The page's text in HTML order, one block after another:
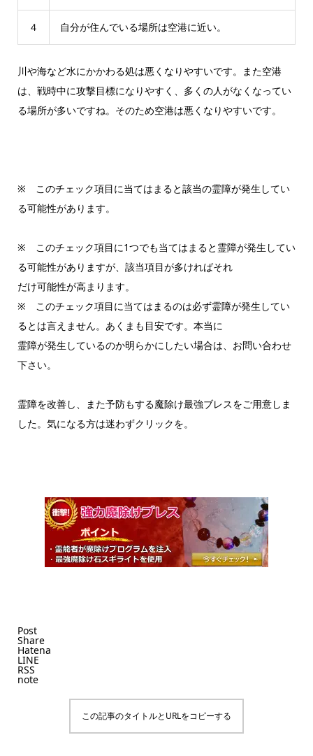
４ 自分が住んでいる場所は空港に近い。
川や海など水にかかわる処は悪くなりやすいです。また空港
は、戦時中に攻撃目標になりやすく、多くの人がなくなってい
る場所が多いですね。そのため空港は悪くなりやすいです。
※ このチェック項目に当てはまると該当の霊障が発生してい
る可能性があります。
※ このチェック項目に1つでも当てはまると霊障が発生してい
る可能性がありますが、該当項目が多ければそれ
だけ可能性が高まります。
※ このチェック項目に当てはまるのは必ず霊障が発生してい
るとは言えません。あくまも目安です。本当に
霊障が発生しているのか明らかにしたい場合は、お問い合わせ
下さい。
霊障を改善し、また予防もする魔除け最強ブレスをご用意しま
した。気になる方は迷わずクリックを。
Post
Share
Hatena
LINE
RSS
note
この記事のタイトルとURLをコピーする